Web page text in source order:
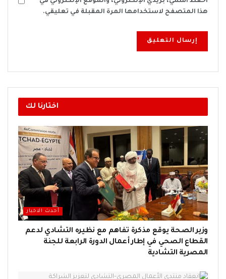
هذا المتصفح لاستخدامها المرة المقبلة في تعليقي.
اختارنا لك
أحدث الاخبار
وزير الصحة يوقع مذكرة تفاهم مع نظيره التشادي لدعم
القطاع الصحي في إطار أعمال الدورة الرابعة للجنة
المصرية التشادية